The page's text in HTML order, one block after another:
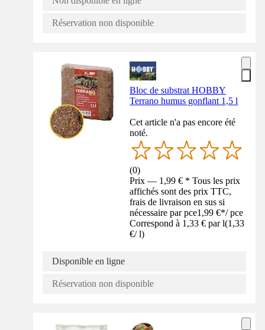
Réservation non disponible
Bloc de substrat HOBBY
Terrano humus gonflant 1,5 l
Cet article n'a pas encore été
noté.
(0)
Prix — 1,99 € * Tous les prix
affichés sont des prix TTC,
frais de livraison en sus si
nécessaire par pce1,99 €*/ pce
Correspond à 1,33 € par l(1,33
€/ l)
Disponible en ligne
Réservation non disponible